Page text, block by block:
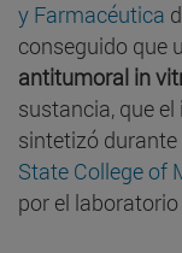
y Farmacéutica
conseguido que
antitumoral in
sustancia, que
sintetizó
State College of
por el laboratorio